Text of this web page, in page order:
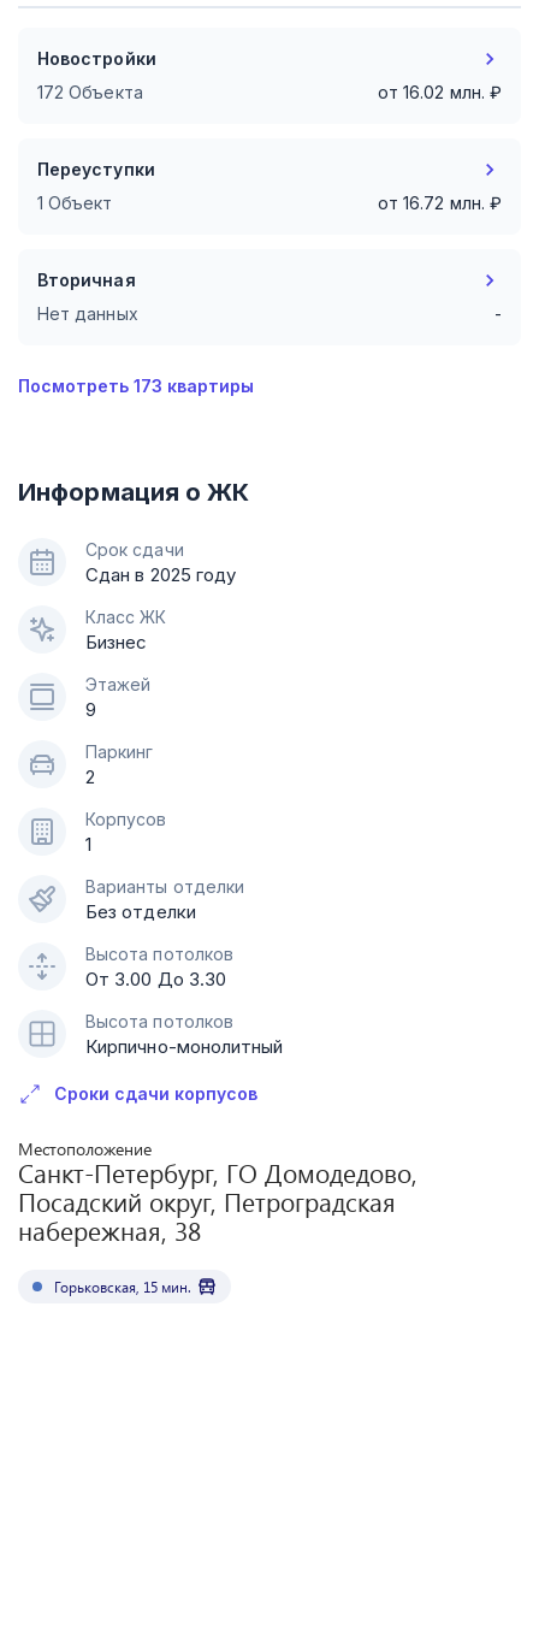
Новостройки
172 Объекта
от16.02 млн. ₽
Переуступки
1 Объект
от16.72 млн. ₽
Вторичная
Нет данных
-
Посмотреть 173 квартиры
Информация о ЖК
Срок сдачи
Сдан в 2025 году
Класс ЖК
Бизнес
Этажей
9
Паркинг
2
Корпусов
1
Варианты отделки
Без отделки
Высота потолков
От 3.00 До 3.30
Высота потолков
Кирпично-монолитный
Сроки сдачи корпусов
Местоположение
Санкт-Петербург, ГО Домодедово,
Посадский округ, Петроградская
набережная, 38
Горьковская 15 мин.